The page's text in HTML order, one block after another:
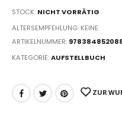
STOCK: NICHT VORRÄTIG
ALTERSEMPFEHLUNG: KEINE
ARTIKELNUMMER:
KATEGORIE:AUFSTELLBUCH
ZUR